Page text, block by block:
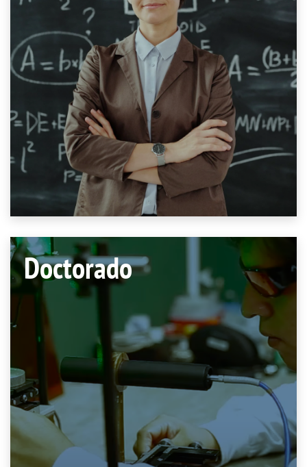
Doctorado